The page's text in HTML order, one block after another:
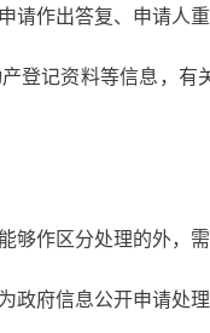
请作出答复、申请人
登记资料等信息，
够作区分处理的外，
政府信息公开申请处理